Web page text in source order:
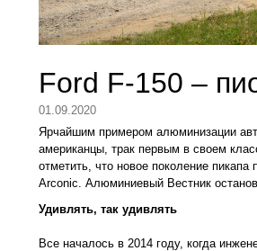
Ford F-150 –
01.09.2020
Ярчайшим примером алюминизации
американцы, трак первым в своем
отметить, что новое поколение
Arconic. Алюминиевый Вестник
Удивлять, так удивлять
Все началось в 2014 году, когда